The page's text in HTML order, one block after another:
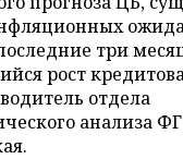
три
рост
отдела
анализа